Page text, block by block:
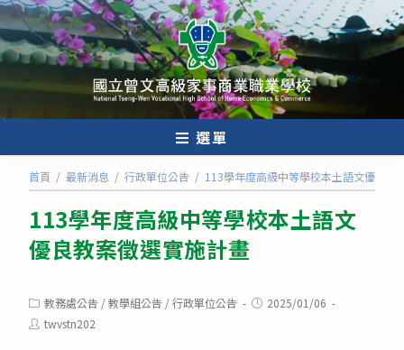
跳
轉
至
內
選單
首頁 / 最新消息 / 行政單位公告 / 113學年度高級中等學校本土語文優良教
113學年度高級中等學校本土語文
優良教案徵選實施計畫
Post
category:
教務處公告 /教學組公告 /行政單位公告
Post2025/01/06
Posttwvstn202